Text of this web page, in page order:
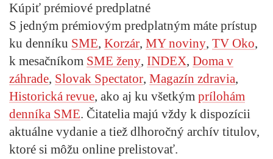
Kúpiť prémiové predplatné
S jedným prémiovým predplatným máte prístup
ku denníku SME, Korzár, MY noviny, TV Oko,
k mesačníkom SME ženy, INDEX, Doma v
záhrade, Slovak Spectator, Magazín zdravia,
Historická revue, ako aj ku všetkým prílohám
denníka SME. Čitatelia majú vždy k dispozícii
aktuálne vydanie a tiež dlhoročný archív titulov,
ktoré si môžu online prelistovať.